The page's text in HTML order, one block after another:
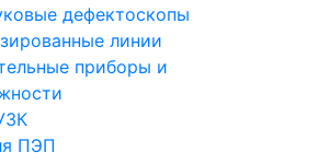
дефектоскопы
линии
приборы и
ПЭП